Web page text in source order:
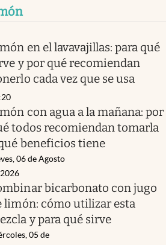
en el lavavajillas: para qué
y por qué recomiendan
cada vez que se usa
con agua a la mañana: por
todos recomiendan tomarla
beneficios tiene
06 de Agosto
bicarbonato con jugo
limón: cómo utilizar esta
y para qué sirve
05 de